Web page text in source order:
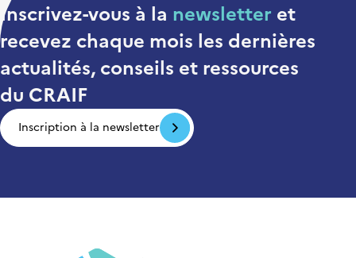
Inscrivez-vous à la newsletter et
recevez chaque mois les dernières
actualités, conseils et ressources
du CRAIF
Inscription à la newsletter